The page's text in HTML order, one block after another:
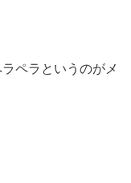
ペラというのがメ